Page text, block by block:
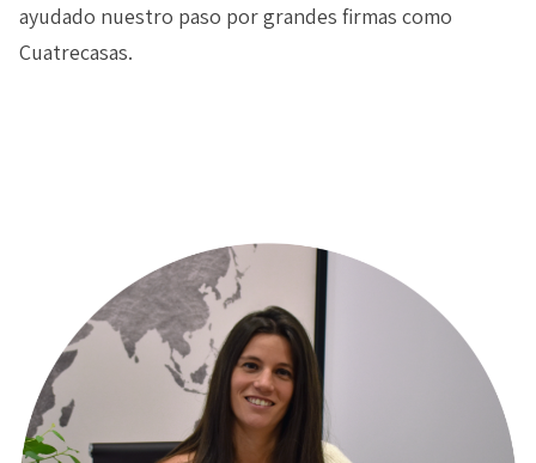
ayudado nuestro paso por grandes firmas como
Cuatrecasas.